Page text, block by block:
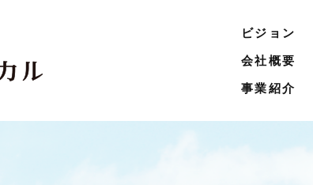
ビジョン
会社概要
事業紹介